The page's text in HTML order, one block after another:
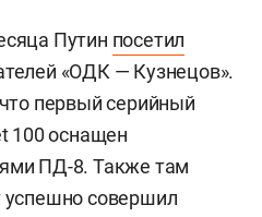
Путин посетил
«ОДК — Кузнецов».
первый серийный
100 оснащен
ПД-8. Также там
успешно совершил